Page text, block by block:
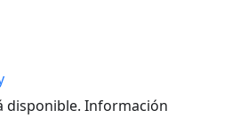
disponible. Información